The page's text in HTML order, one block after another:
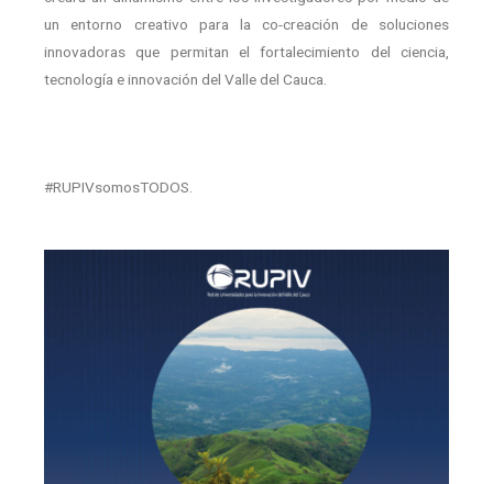
un entorno creativo para la co-creación de soluciones
innovadoras que permitan el fortalecimiento del ciencia,
tecnología e innovación del Valle del Cauca.
#RUPIVsomosTODOS.